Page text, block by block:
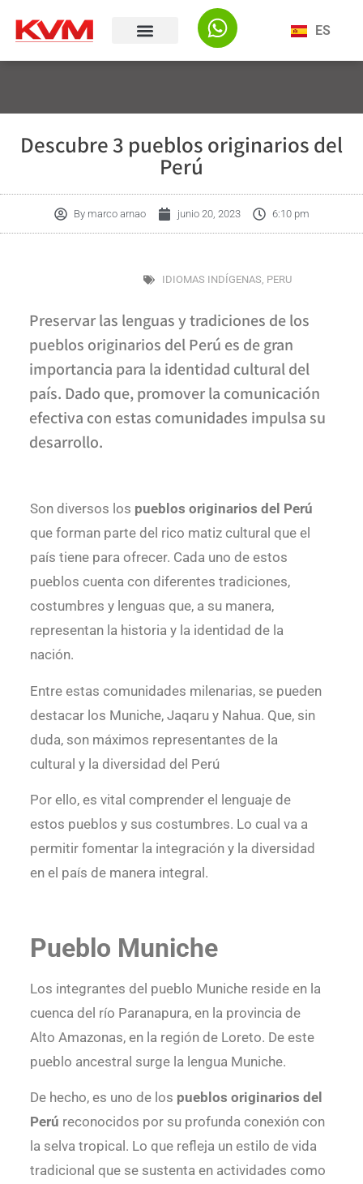
ES
Descubre 3 pueblos originarios del
Perú
Bymarco arnao junio 20, 2023 6:10 pm
IDIOMAS INDÍGENAS, PERU
Preservar las lenguas y tradiciones de los
pueblos originarios del Perú es de gran
importancia para la identidad cultural del
país. Dado que, promover la comunicación
efectiva con estas comunidades impulsa su
desarrollo.
Son diversos los pueblos originarios del Perú
que forman parte del rico matiz cultural que el
país tiene para ofrecer. Cada uno de estos
pueblos cuenta con diferentes tradiciones,
costumbres y lenguas que, a su manera,
representan la historia y la identidad de la
nación.
Entre estas comunidades milenarias, se pueden
destacar los Muniche, Jaqaru y Nahua. Que, sin
duda, son máximos representantes de la
cultural y la diversidad del Perú
Por ello, es vital comprender el lenguaje de
estos pueblos y sus costumbres. Lo cual va a
permitir fomentar la integración y la diversidad
en el país de manera integral.
Pueblo Muniche
Los integrantes del pueblo Muniche reside en la
cuenca del río Paranapura, en la provincia de
Alto Amazonas, en la región de Loreto. De este
pueblo ancestral surge la lengua Muniche.
De hecho, es uno de los pueblos originarios del
Perú reconocidos por su profunda conexión con
la selva tropical. Lo que refleja un estilo de vida
tradicional que se sustenta en actividades como